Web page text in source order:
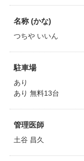
名称 (かな)
つちや いいん
駐車場
あり
あり 無料13台
管理医師
土谷 昌久